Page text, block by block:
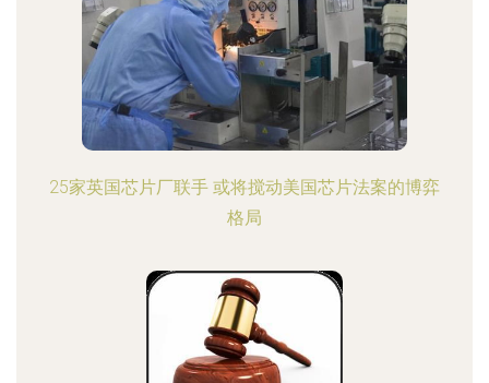
25家英国芯片厂联手 或将搅动美国芯片法案的博弈
格局